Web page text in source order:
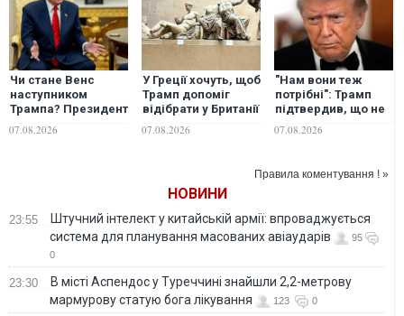
Чи стане Венс
наступником
Трампа? Президент
США виступив із
неочікуваною
07.08.2026
У Греції хочуть, щоб
Трамп допоміг
відібрати у Британії
мармурові
скульптури
07.08.2026
"Нам вони теж
потрібні": Трамп
підтвердив, що не
надасть Україні
перехоплювачі до
07.08.2026
Правила коментування ! »
НОВИНИ
23:55
Штучний інтелект у китайській армії: впроваджується
система для планування масованих авіаударів
95
0
23:30
В місті Аспендос у Туреччині знайшли 2,2-метрову
мармурову статую бога лікування
123 0